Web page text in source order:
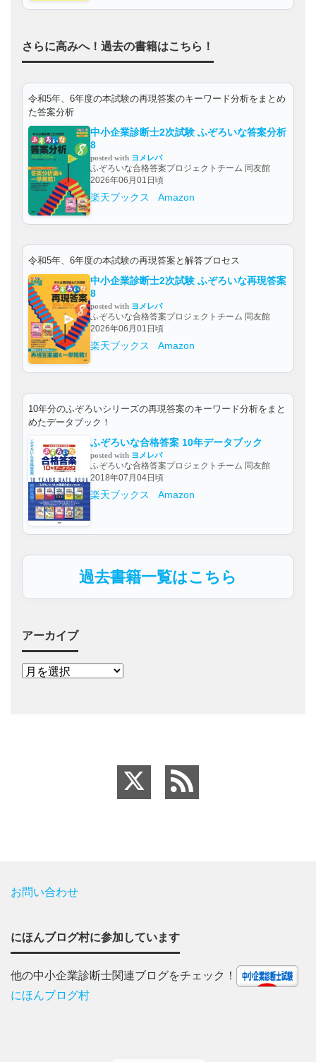
さらに高みへ！過去の書籍はこちら！
令和5年、6年度の本試験の再現答案のキーワード分析をまとめ
た答案分析
中小企業診断士2次試験 ふぞろいな答案分析
8
posted with ヨメレバ
ふぞろいな合格答案プロジェクトチーム 同友館
2026年06月01日頃
楽天ブックス Amazon
令和5年、6年度の本試験の再現答案と解答プロセス
中小企業診断士2次試験 ふぞろいな再現答案
8
posted with ヨメレバ
ふぞろいな合格答案プロジェクトチーム 同友館
2026年06月01日頃
楽天ブックス Amazon
10年分のふぞろいシリーズの再現答案のキーワード分析をまと
めたデータブック！
ふぞろいな合格答案 10年データブック
posted with ヨメレバ
ふぞろいな合格答案プロジェクトチーム 同友館
2018年07月04日頃
楽天ブックス Amazon
過去書籍一覧はこちら
アーカイブ
お問い合わせ
にほんブログ村に参加しています
他の中小企業診断士関連ブログをチェック！
にほんブログ村